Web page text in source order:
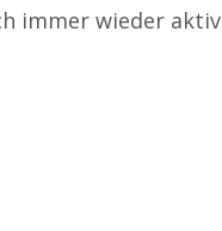
immer wieder aktiv